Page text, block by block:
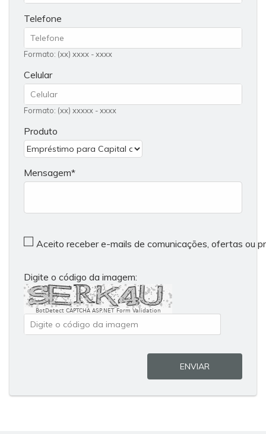
Telefone
Formato: (xx) xxxx - xxxx
Celular
Formato: (xx) xxxxx - xxxx
Produto
Mensagem
Aceito receber e-mails de comunicações, ofertas ou
Digite o código da imagem:
BotDetect CAPTCHA ASP.NET Form Validation
ENVIAR